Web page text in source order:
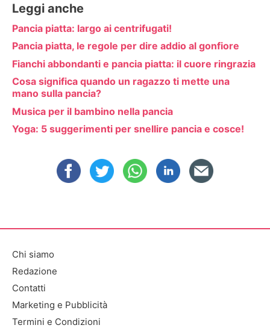
Leggi anche
Pancia piatta: largo ai centrifugati!
Pancia piatta, le regole per dire addio al gonfiore
Fianchi abbondanti e pancia piatta: il cuore ringrazia
Cosa significa quando un ragazzo ti mette una
mano sulla pancia?
Musica per il bambino nella pancia
Yoga: 5 suggerimenti per snellire pancia e cosce!
Chi siamo
Redazione
Contatti
Marketing e Pubblicità
Termini e Condizioni